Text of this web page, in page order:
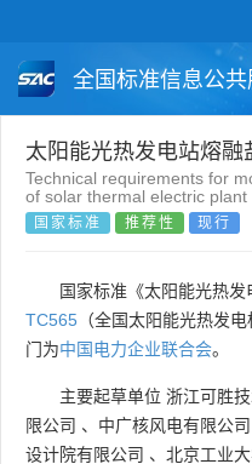
全国标准信息公
国家标准
团体标准
太阳能光热发电站熔
Technical requirements for
of solar thermal electric plant
国家标准 推荐性 现行
国家标准《太阳能光热
TC565 （全国太阳能光热发
门为中国电力企业联合会。
主要起草单位 浙江可胜
限公司 、 中广核风电有限公司
设计院有限公司 、 北京工业